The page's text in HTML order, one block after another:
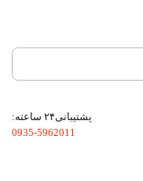
پشتیبانی۲۴ ساعته:
0935-5962011